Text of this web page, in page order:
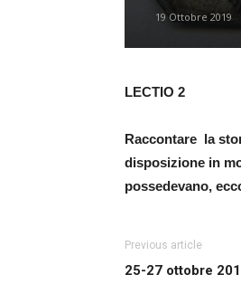
19 Ottobre 2019
LECTIO 2
Raccontare la
disposizione in
possedevano,
Previous article
25-27 ottobre